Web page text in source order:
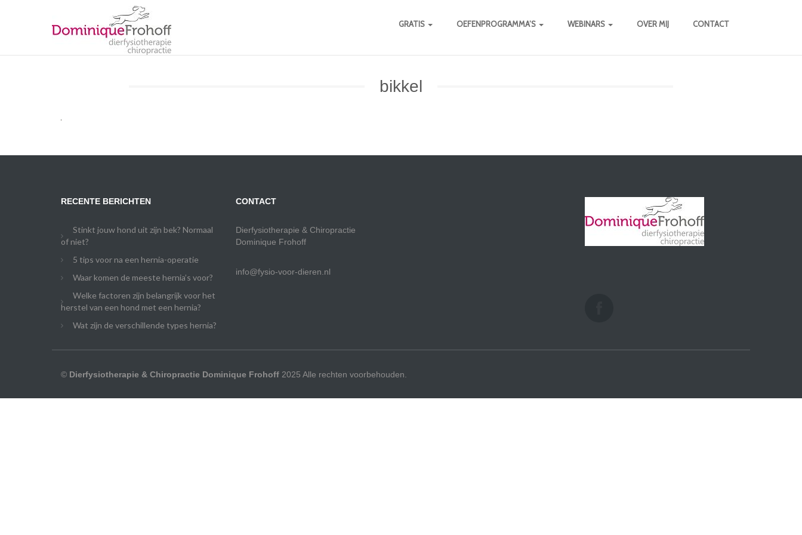
GRATIS OEFENPROGRAMMA’S WEBINARS OVER MIJ CONTACT
bikkel
RECENTE BERICHTEN
Stinkt jouw hond uit zijn bek? Normaal
of niet?
5 tips voor na een hernia-operatie
Waar komen de meeste hernia’s voor?
Welke factoren zijn belangrijk voor het
herstel van een hond met een hernia?
Wat zijn de verschillende types hernia?
CONTACT
Dierfysiotherapie & Chiropractie
Dominique Frohoff
info@fysio-voor-dieren.nl
© Dierfysiotherapie & Chiropractie Dominique Frohoff 2025 Alle rechten voorbehouden.